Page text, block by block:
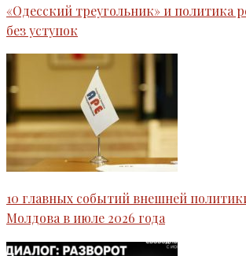
«Одесский треугольник» и политика
без уступок
10 главных событий внешней
Молдова в июле 2026 года